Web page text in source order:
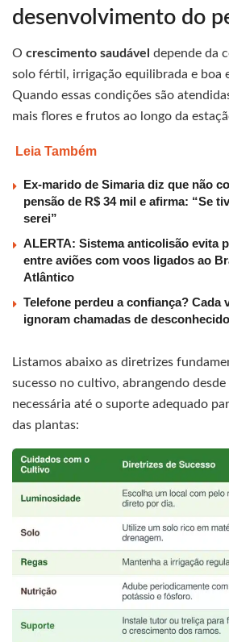
desenvolvimento do
O crescimento saudável depende da
solo fértil, irrigação equilibrada e boa
Quando essas condições são
mais flores e frutos ao longo da
Leia Também
Ex-marido de Simaria diz que não
pensão de R$ 34 mil e afirma: “Se
serei”
ALERTA: Sistema anticolisão evita
entre aviões com voos ligados ao
Atlântico
Telefone perdeu a confiança? Cada
ignoram chamadas de
Listamos abaixo as diretrizes
sucesso no cultivo, abrangendo
necessária até o suporte adequado
das plantas: